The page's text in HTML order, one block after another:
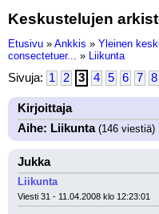
Keskustelujen
Etusivu » Ankkis » Yleinen
consectetuer... » Liikunta
Sivuja: 1 2 3 4 5 6 7 8
Kirjoittaja
Aihe: Liikunta(146 viestiä)
Jukka
Liikunta
Viesti 31 - 11.04.2008 klo 12:23:01